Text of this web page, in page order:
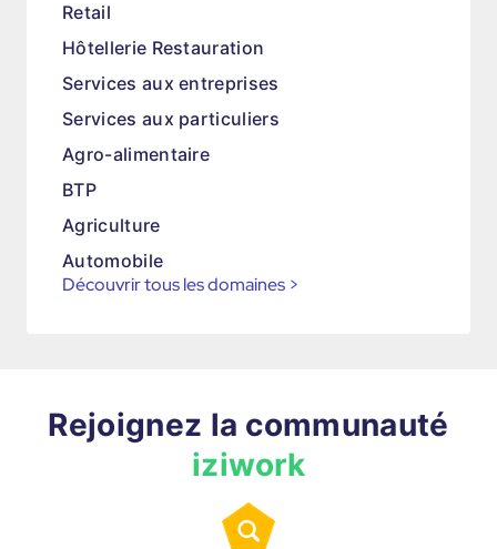
Retail
Hôtellerie Restauration
Services aux entreprises
Services aux particuliers
Agro-alimentaire
BTP
Agriculture
Automobile
Découvrir tous les domaines >
Rejoignez la communauté
iziwork